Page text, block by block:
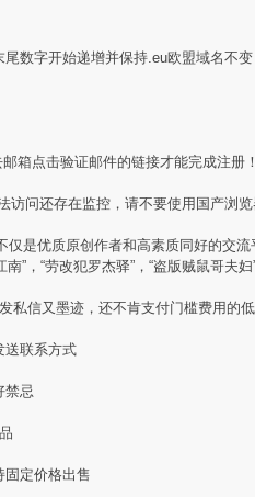
数字开始递增并保持.eu欧盟域名不
箱点击验证邮件的链接才能完成注册
访问还存在监控，请不要使用国产浏
是优质原创作者和高素质同好的交
”，“劳改犯罗杰驿”，“盗版贼鼠哥夫
私信又墨迹，还不肯支付门槛费用的
送联系方式
禁忌
固定价格出售